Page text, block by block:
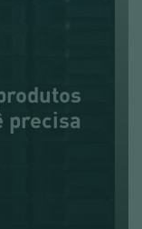
precisa